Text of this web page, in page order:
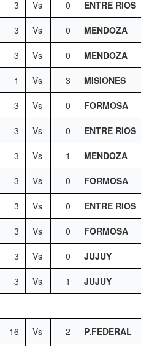
3 Vs 0 ENTRE RIOS
3 Vs 0 MENDOZA
3 Vs 0 MENDOZA
1 Vs 3 MISIONES
3 Vs 0 FORMOSA
3 Vs 0 ENTRE RIOS
3 Vs 1 MENDOZA
3 Vs 0 FORMOSA
3 Vs 0 ENTRE RIOS
3 Vs 0 FORMOSA
3 Vs 0 JUJUY
3 Vs 1 JUJUY
16 Vs 2 P.FEDERAL